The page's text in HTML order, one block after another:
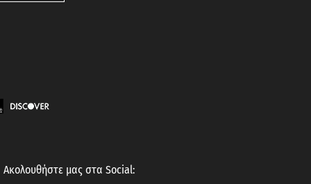
Ακολουθήστε μας στα Social: